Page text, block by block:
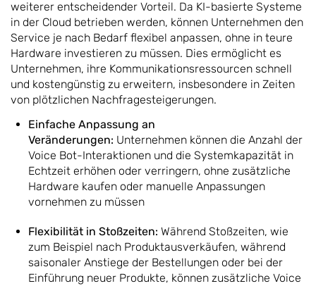
weiterer entscheidender Vorteil. Da KI-basierte Systeme
in der Cloud betrieben werden, können Unternehmen den
Service je nach Bedarf flexibel anpassen, ohne in teure
Hardware investieren zu müssen. Dies ermöglicht es
Unternehmen, ihre Kommunikationsressourcen schnell
und kostengünstig zu erweitern, insbesondere in Zeiten
von plötzlichen Nachfragesteigerungen.
Einfache Anpassung an
Veränderungen: Unternehmen können die Anzahl der
Voice Bot-Interaktionen und die Systemkapazität in
Echtzeit erhöhen oder verringern, ohne zusätzliche
Hardware kaufen oder manuelle Anpassungen
vornehmen zu müssen
Flexibilität in Stoßzeiten: Während Stoßzeiten, wie
zum Beispiel nach Produktausverkäufen, während
saisonaler Anstiege der Bestellungen oder bei der
Einführung neuer Produkte, können zusätzliche Voice